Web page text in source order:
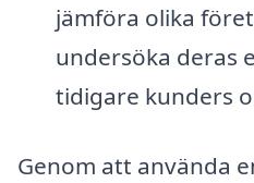
jämföra olika
undersöka deras
tidigare kunders
Genom att använda